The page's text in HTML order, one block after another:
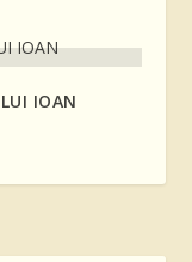
IOAN